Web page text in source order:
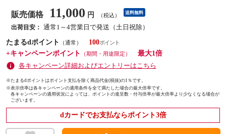
販売価格 11,000 円 （税込） 送料無料
出荷目安： 通常1～4営業日で発送（土日祝除）
たまるdポイント
（通常）
100
+キャンペーンポイント
（期間・用途限定）
最大1倍
各キャンペーン詳細およびエントリーはこちら
※たまるdポイントはポイント支払を除く商品代金(税抜)の1％です。
※表示倍率は各キャンペーンの適用条件を全て満たした場合の最大倍率です。
各キャンペーンの適用状況によっては、ポイントの進呈数・付与倍率が最大倍率より少なくなる場合が
ございます。
dカードでお支払ならポイント3倍